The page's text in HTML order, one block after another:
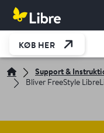
KØB HER
Support &
Bliver FreeStyle